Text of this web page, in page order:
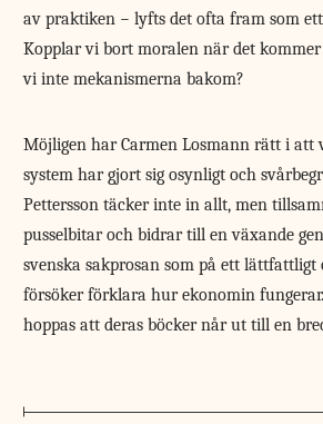
av praktiken − lyfts det ofta fram som
Kopplar vi bort moralen när det
vi inte mekanismerna bakom?
Möjligen har Carmen Losmann rätt i att
system har gjort sig osynligt och
Pettersson täcker inte in allt, men
pusselbitar och bidrar till en växande
svenska sakprosan som på ett lättfattligt
försöker förklara hur ekonomin
hoppas att deras böcker når ut till en